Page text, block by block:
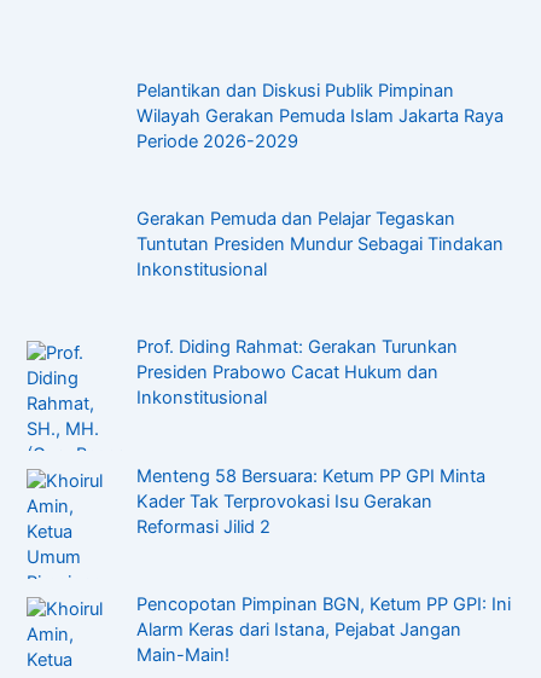
Pelantikan dan Diskusi Publik Pimpinan
Wilayah Gerakan Pemuda Islam Jakarta Raya
Periode 2026-2029
Gerakan Pemuda dan Pelajar Tegaskan
Tuntutan Presiden Mundur Sebagai Tindakan
Inkonstitusional
Prof. Diding Rahmat: Gerakan Turunkan
Presiden Prabowo Cacat Hukum dan
Inkonstitusional
Menteng 58 Bersuara: Ketum PP GPI Minta
Kader Tak Terprovokasi Isu Gerakan
Reformasi Jilid 2
Pencopotan Pimpinan BGN, Ketum PP GPI: Ini
Alarm Keras dari Istana, Pejabat Jangan
Main-Main!